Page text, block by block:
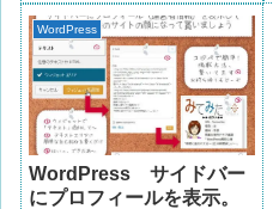
WordPress
WordPress サイドバー
にプロフィールを表示。